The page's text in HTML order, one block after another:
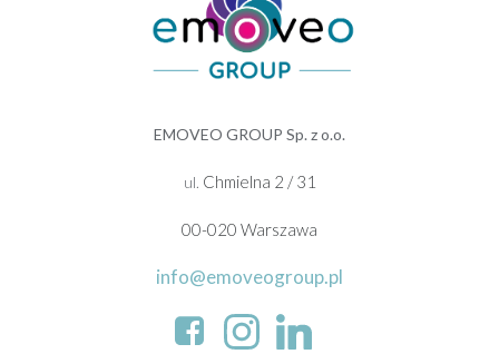
EMOVEO GROUP Sp. z o.o.
ul. Chmielna 2 / 31
00-020 Warszawa
info@emoveogroup.pl